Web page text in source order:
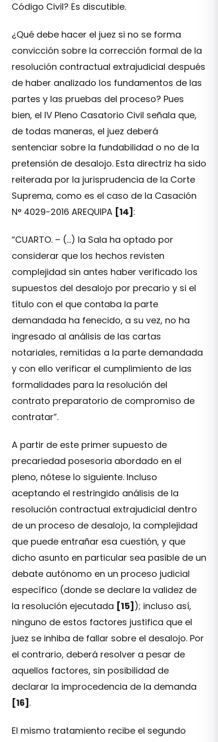
Código Civil? Es discutible.
¿Qué debe hacer el juez si no se forma
convicción sobre la corrección formal de la
resolución contractual extrajudicial después
de haber analizado los fundamentos de las
partes y las pruebas del proceso? Pues
bien, el IV Pleno Casatorio Civil señala que,
de todas maneras, el juez deberá
sentenciar sobre la fundabilidad o no de la
pretensión de desalojo. Esta directriz ha sido
reiterada por la jurisprudencia de la Corte
Suprema, como es el caso de la Casación
N° 4029-2016 AREQUIPA [14] :
“CUARTO. – (…) la Sala ha optado por
considerar que los hechos revisten
complejidad sin antes haber verificado los
supuestos del desalojo por precario y si el
título con el que contaba la parte
demandada ha fenecido, a su vez, no ha
ingresado al análisis de las cartas
notariales, remitidas a la parte demandada
y con ello verificar el cumplimiento de las
formalidades para la resolución del
contrato preparatorio de compromiso de
contratar”.
A partir de este primer supuesto de
precariedad posesoria abordado en el
pleno, nótese lo siguiente. Incluso
aceptando el restringido análisis de la
resolución contractual extrajudicial dentro
de un proceso de desalojo, la complejidad
que puede entrañar esa cuestión, y que
dicho asunto en particular sea pasible de un
debate autónomo en un proceso judicial
específico (donde se declare la validez de
la resolución ejecutada [15] ); incluso así,
ninguno de estos factores justifica que el
juez se inhiba de fallar sobre el desalojo. Por
el contrario, deberá resolver a pesar de
aquellos factores, sin posibilidad de
declarar la improcedencia de la demanda
[16] .
El mismo tratamiento recibe el segundo